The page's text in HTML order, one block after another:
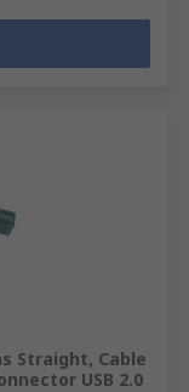
Straight, Cable
USB 2.0